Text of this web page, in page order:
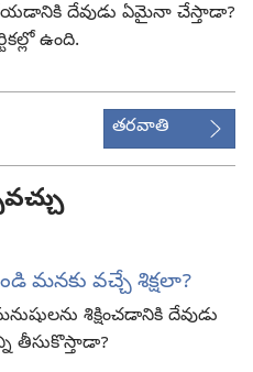
దేవుడు ఏమైనా చేస్తాడా?
ఉంది.
తరవాతి
మనకు వచ్చే శిక్షలా?
శిక్షించడానికి దేవుడు
తీసుకొస్తాడా?